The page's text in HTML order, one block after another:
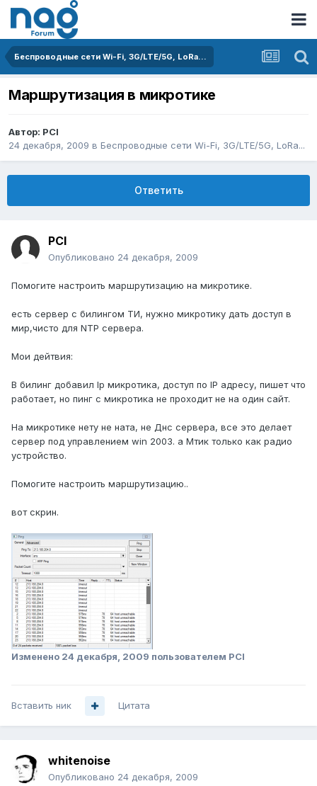
Беспроводные сети Wi-Fi, 3G/LTE/5G, LoRa...
Маршрутизация в микротике
Автор: PCI
24 декабря, 2009 в Беспроводные сети Wi-Fi, 3G/LTE/5G, LoRa...
Ответить
PCI
Опубликовано 24 декабря, 2009
Помогите настроить маршрутизацию на микротике.
есть сервер с билингом ТИ, нужно микротику дать доступ в
мир,чисто для NTP сервера.
Мои дейтвия:
В билинг добавил Ip микротика, доступ по IP адресу, пишет что
работает, но пинг с микротика не проходит не на один сайт.
На микротике нету не ната, не Днс сервера, все это делает
сервер под управлением win 2003. а Мтик только как радио
устройство.
Помогите настроить маршрутизацию..
вот скрин.
Изменено 24 декабря, 2009 пользователем PCI
Вставить ник Цитата
whitenoise
Опубликовано 24 декабря, 2009